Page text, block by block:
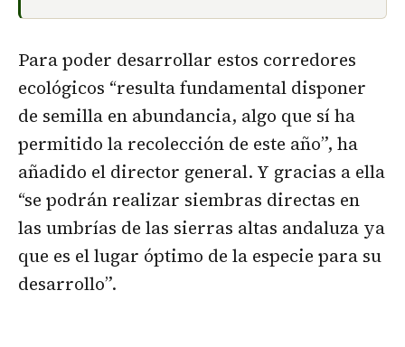
Para poder desarrollar estos corredores
ecológicos “resulta fundamental disponer
de semilla en abundancia, algo que sí ha
permitido la recolección de este año”, ha
añadido el director general. Y gracias a ella
“se podrán realizar siembras directas en
las umbrías de las sierras altas andaluza ya
que es el lugar óptimo de la especie para su
desarrollo”.